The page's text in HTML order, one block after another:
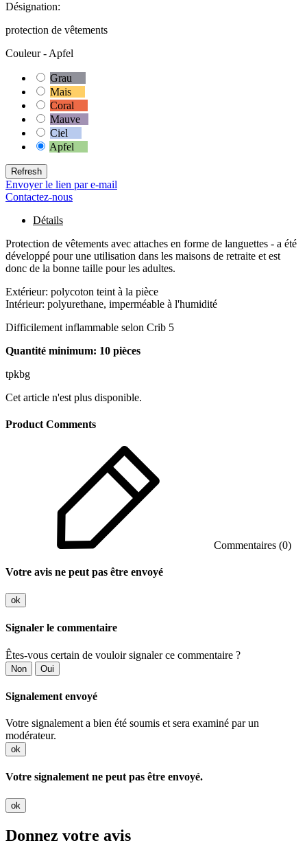
Désignation:
protection de vêtements
Couleur - Apfel
Grau
Mais
Coral
Mauve
Ciel
Apfel
Envoyer le lien par e-mail
Contactez-nous
Détails
Protection de vêtements avec attaches en forme de languettes - a été
développé pour une utilisation dans les maisons de retraite et est
donc de la bonne taille pour les adultes.
Extérieur: polycoton teint à la pièce
Intérieur: polyurethane, imperméable à l'humidité
Difficilement inflammable selon Crib 5
Quantité minimum: 10 pièces
tpkbg
Cet article n'est plus disponible.
Product Comments
Commentaires (0)
Votre avis ne peut pas être envoyé
ok
Signaler le commentaire
Êtes-vous certain de vouloir signaler ce commentaire ?
Non Oui
Signalement envoyé
Votre signalement a bien été soumis et sera examiné par un
modérateur.
ok
Votre signalement ne peut pas être envoyé.
ok
Donnez votre avis